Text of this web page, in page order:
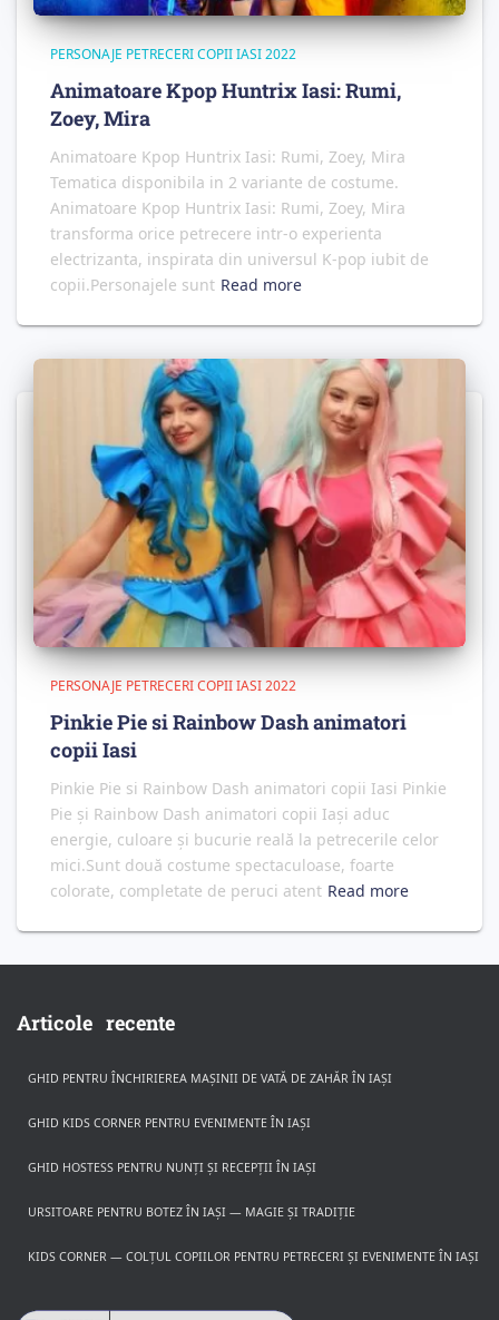
PERSONAJE PETRECERI COPII IASI 2022
Animatoare Kpop Huntrix Iasi: Rumi,
Zoey, Mira
Animatoare Kpop Huntrix Iasi: Rumi, Zoey, Mira
Tematica disponibila in 2 variante de costume.
Animatoare Kpop Huntrix Iasi: Rumi, Zoey, Mira
transforma orice petrecere intr-o experienta
electrizanta, inspirata din universul K-pop iubit de
copii.Personajele sunt Read more
PERSONAJE PETRECERI COPII IASI 2022
Pinkie Pie si Rainbow Dash animatori
copii Iasi
Pinkie Pie si Rainbow Dash animatori copii Iasi Pinkie
Pie și Rainbow Dash animatori copii Iași aduc
energie, culoare și bucurie reală la petrecerile celor
mici.Sunt două costume spectaculoase, foarte
colorate, completate de peruci atent Read more
Articole recente
GHID PENTRU ÎNCHIRIEREA MAȘINII DE VATĂ DE ZAHĂR ÎN IAȘI
GHID KIDS CORNER PENTRU EVENIMENTE ÎN IAȘI
GHID HOSTESS PENTRU NUNȚI ȘI RECEPȚII ÎN IAȘI
URSITOARE PENTRU BOTEZ ÎN IAȘI — MAGIE ȘI TRADIȚIE
KIDS CORNER — COLȚUL COPIILOR PENTRU PETRECERI ȘI EVENIMENTE ÎN IAȘI